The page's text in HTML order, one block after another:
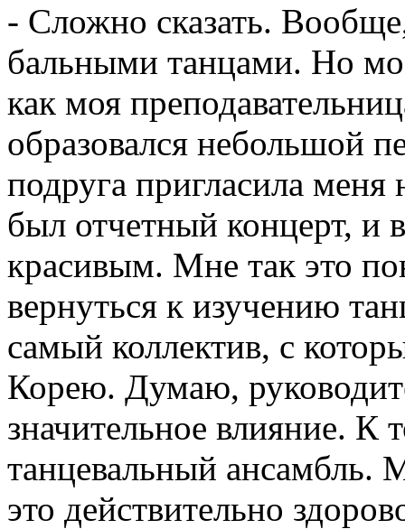
- Сложно сказать.
бальными танцами. Но
как моя
образовался небольшой
подруга пригласила
был отчетный концерт, и
красивым. Мне так это
вернуться к изучению
самый коллектив, с
Корею. Думаю,
значительное влияние. К
танцевальный ансамбль.
это действительно